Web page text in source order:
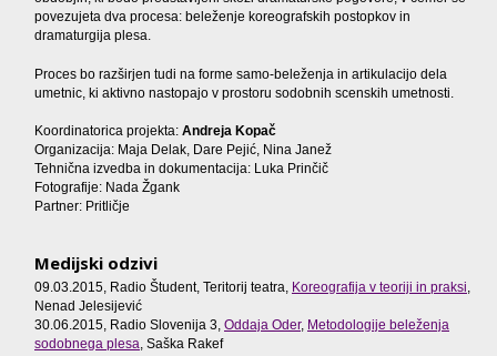
povezujeta dva procesa: beleženje koreografskih postopkov in
dramaturgija plesa.
Proces bo razširjen tudi na forme samo-beleženja in artikulacijo dela
umetnic, ki aktivno nastopajo v prostoru sodobnih scenskih umetnosti.
Koordinatorica projekta: Andreja Kopač
Organizacija: Maja Delak, Dare Pejić, Nina Janež
Tehnična izvedba in dokumentacija: Luka Prinčič
Fotografije: Nada Žgank
Partner: Pritličje
Medijski odzivi
09.03.2015, Radio Študent, Teritorij teatra, Koreografija v teoriji in praksi,
Nenad Jelesijević
30.06.2015, Radio Slovenija 3, Oddaja Oder, Metodologije beleženja
sodobnega plesa, Saška Rakef